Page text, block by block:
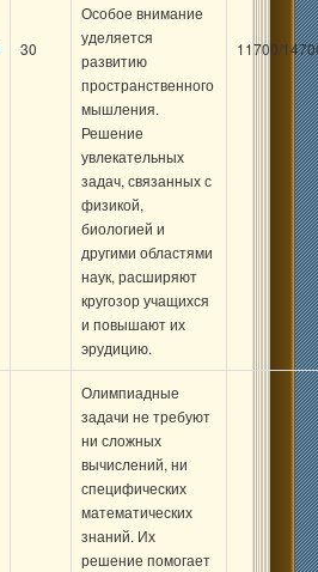
30
Особое внимание
уделяется
развитию
пространственного
мышления.
Решение
увлекательных
задач, связанных с
физикой,
биологией и
другими областями
наук, расширяют
кругозор учащихся
и повышают их
эрудицию.
11700/
Олимпиадные
задачи не требуют
ни сложных
вычислений, ни
специфических
математических
знаний. Их
решение помогает